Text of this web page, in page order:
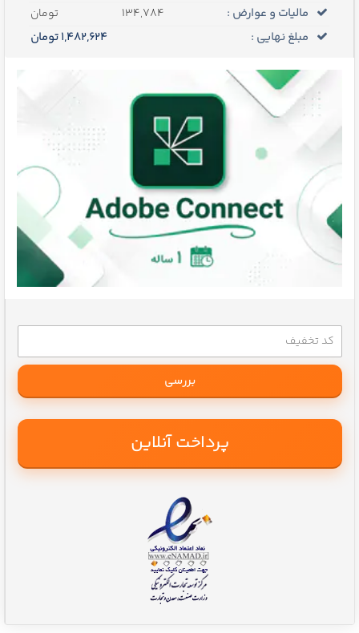
مالیات و عوارض :
134,784
تومان
مبلغ نهایی :
1,482,624تومان
پرداخت آنلاین